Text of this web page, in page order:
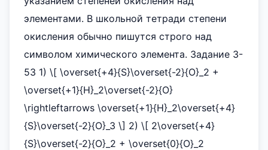
элементами. В школьной тетради степени
окисления обычно пишутся строго над
символом химического элемента. Задание 3-
53 1) \[ \overset{+4}{S}\overset{-2}{O}_2 +
\overset{+1}{H}_2\overset{-2}{O}
\rightleftarrows \overset{+1}{H}_2\overset{+4}
{S}\overset{-2}{O}_3 \] 2) \[ 2\overset{+4}
{S}\overset{-2}{O}_2 + \overset{0}{O}_2